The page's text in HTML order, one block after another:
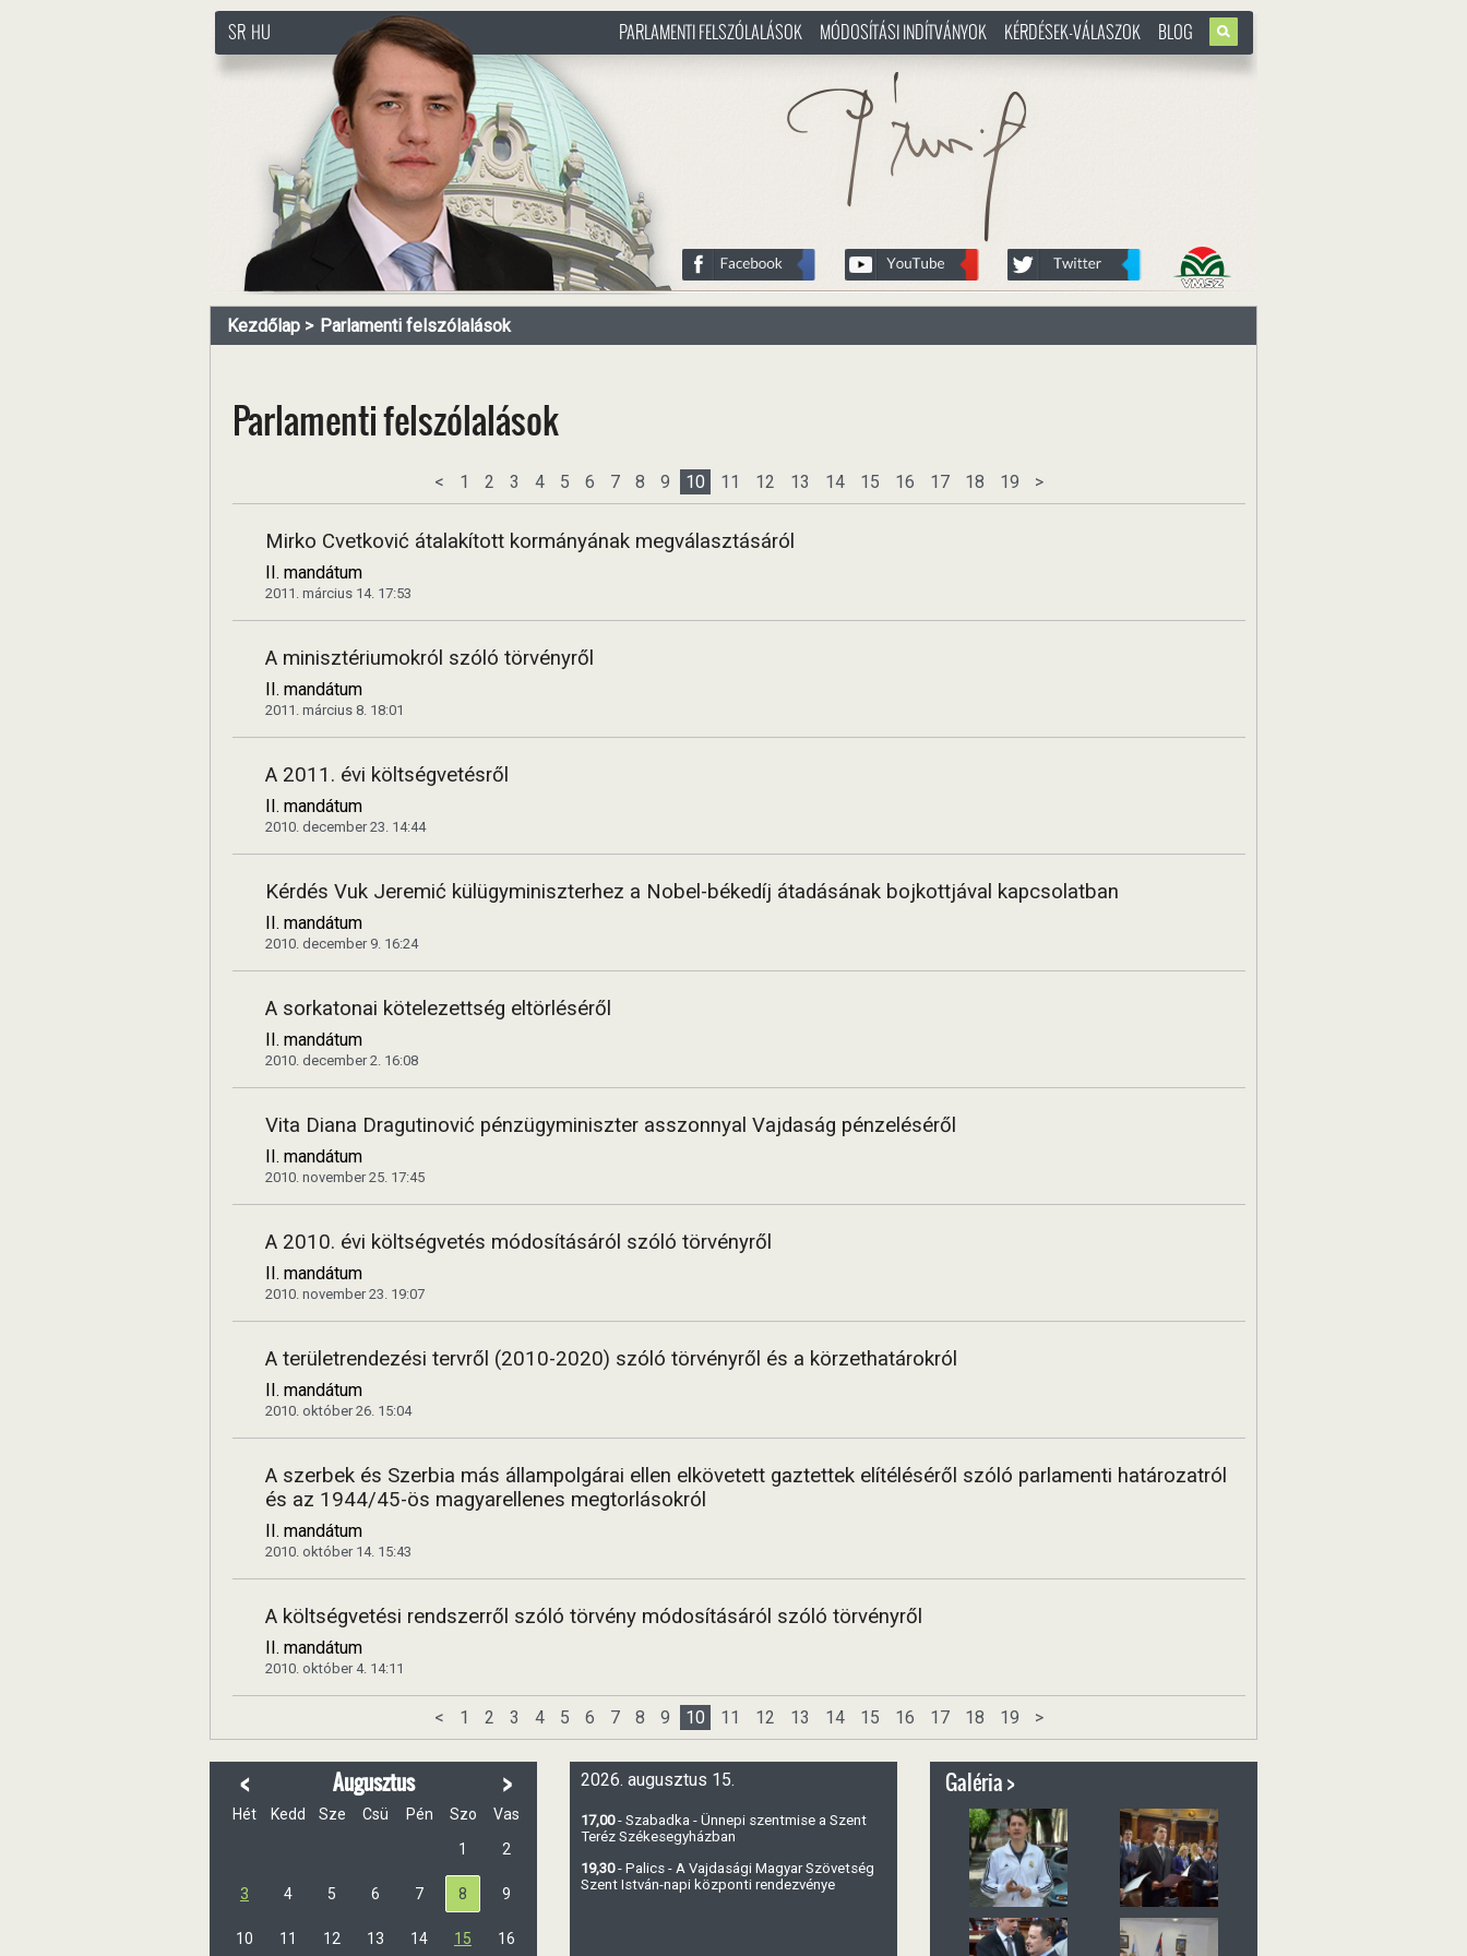
http://www.pasztorbalint.rs/hu
SR HU
http://www.pasztorbalint.rs/hu
PARLAMENTI FELSZÓLALÁSOK MÓDOSÍTÁSI INDÍTVÁNYOK KÉRDÉSEK-VÁLASZOK BLOG
Kezdőlap Parlamenti felszólalások
Parlamenti felszólalások
< 1 2 3 4 5 6 7 8 9 10 11 12 13 14 15 16 17 18 19 >
Mirko Cvetković átalakított kormányának megválasztásáról
II. mandátum
2011. március 14. 17:53
A minisztériumokról szóló törvényről
II. mandátum
2011. március 8. 18:01
A 2011. évi költségvetésről
II. mandátum
2010. december 23. 14:44
Kérdés Vuk Jeremić külügyminiszterhez a Nobel-békedíj átadásának bojkottjával kapcsolatban
II. mandátum
2010. december 9. 16:24
A sorkatonai kötelezettség eltörléséről
II. mandátum
2010. december 2. 16:08
Vita Diana Dragutinović pénzügyminiszter asszonnyal Vajdaság pénzeléséről
II. mandátum
2010. november 25. 17:45
A 2010. évi költségvetés módosításáról szóló törvényről
II. mandátum
2010. november 23. 19:07
A területrendezési tervről (2010-2020) szóló törvényről és a körzethatárokról
II. mandátum
2010. október 26. 15:04
A szerbek és Szerbia más állampolgárai ellen elkövetett gaztettek elítéléséről szóló parlamenti határozatról
és az 1944/45-ös magyarellenes megtorlásokról
II. mandátum
2010. október 14. 15:43
A költségvetési rendszerről szóló törvény módosításáról szóló törvényről
II. mandátum
2010. október 4. 14:11
< 1 2 3 4 5 6 7 8 9 10 11 12 13 14 15 16 17 18 19 >
< Augusztus >
Hét Kedd Sze Csü Pén Szo
Vas
1
2
3 4 5 6 7 8 9
10 11 12 13 14 15 16
2026. augusztus 15.
17,00- Szabadka - Ünnepi szentmise a Szent
Teréz Székesegyházban
19,30- Palics - A Vajdasági Magyar Szövetség
Szent István-napi központi rendezvénye
Galéria >